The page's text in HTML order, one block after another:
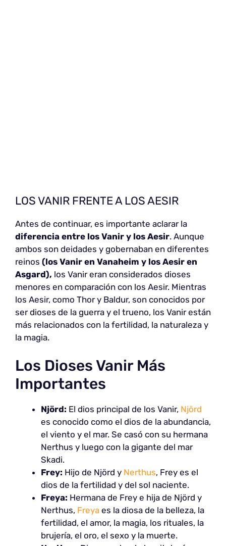
LOS VANIR FRENTE A LOS AESIR
Antes de continuar, es importante aclarar la
diferencia entre los Vanir y los Aesir. Aunque
ambos son deidades y gobernaban en diferentes
reinos (los Vanir en Vanaheim y los Aesir en
Asgard), los Vanir eran considerados dioses
menores en comparación con los Aesir. Mientras
los Aesir, como Thor y Baldur, son conocidos por
ser dioses de la guerra y el trueno, los Vanir están
más relacionados con la fertilidad, la naturaleza y
la magia.
Los Dioses Vanir Más
Importantes
Njörd: El dios principal de los Vanir, Njörd
es conocido como el dios de la abundancia,
el viento y el mar. Se casó con su hermana
Nerthus y luego con la gigante del mar
Skadi.
Frey: Hijo de Njörd y Nerthus, Frey es el
dios de la fertilidad y del sol naciente.
Freya: Hermana de Frey e hija de Njörd y
Nerthus, Freya es la diosa de la belleza, la
fertilidad, el amor, la magia, los rituales, la
brujería, el oro, el sexo y la muerte.